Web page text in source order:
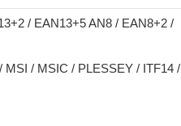
/ EAN13+5 AN8 / EAN8+2 /
/ MSIC / PLESSEY / ITF14 /